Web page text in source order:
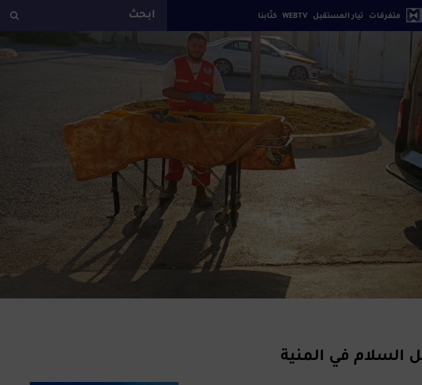
متفرقات
سياحة
فن
مجتمع
منوعات
موضة
تيار المستقبل WEBTV كتّابنا
سياسة الخصوصية
في المنية